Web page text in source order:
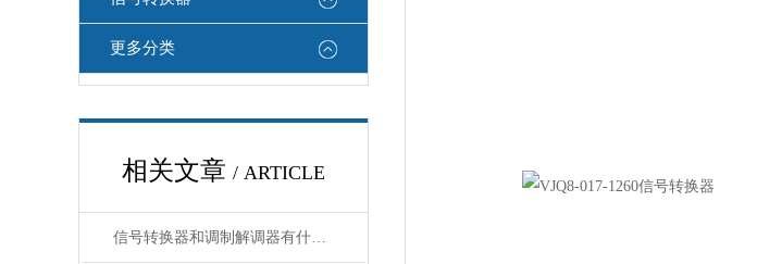
更多分类
相关文章 / ARTICLE
信号转换器和调制解调器有什么区别